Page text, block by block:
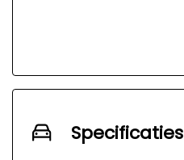
Specificaties